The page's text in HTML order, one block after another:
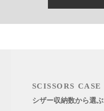
SCISSORS CASE
シザー収納数から選ぶ